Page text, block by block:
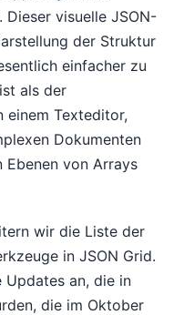
Dieser visuelle JSON-
der Struktur
einfacher zu
als der
einem Texteditor,
Dokumenten
Ebenen von Arrays
wir die Liste der
in JSON Grid.
Updates an, die in
die im Oktober